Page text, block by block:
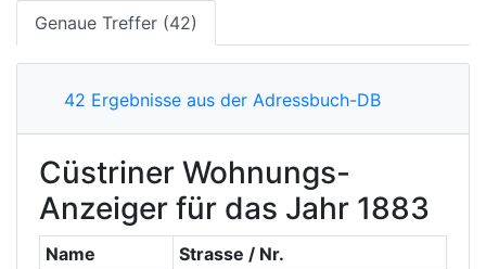
Genaue Treffer (42)
42 Ergebnisse aus der Adressbuch-DB
Cüstriner Wohnungs-
Anzeiger für das Jahr 1883
Name
Strasse / Nr.